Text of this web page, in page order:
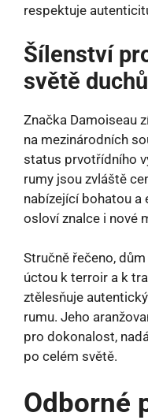
respektuje
Šílenství
světě duchů
Značka Damoiseau
na mezinárodních
status prvotřídního
rumy jsou zvláště
nabízející bohatou a
osloví znalce i nové
Stručně řečeno,
úctou k terroir a k
ztělesňuje
rumu. Jeho
pro dokonalost,
po celém světě.
Odborné